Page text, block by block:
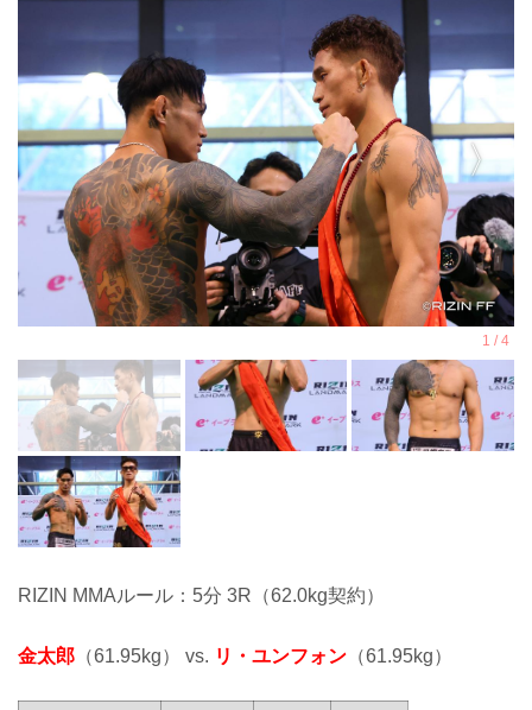
RIZIN MMAルール：5分 3R（62.0kg契約）
金太郎 （61.95kg） vs. リ・ユンフォン （61.95kg）